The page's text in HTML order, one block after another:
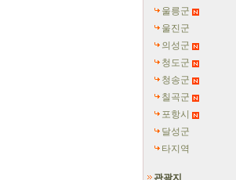
울릉군
울진군
의성군
청도군
청송군
칠곡군
포항시
달성군
타지역
관광지